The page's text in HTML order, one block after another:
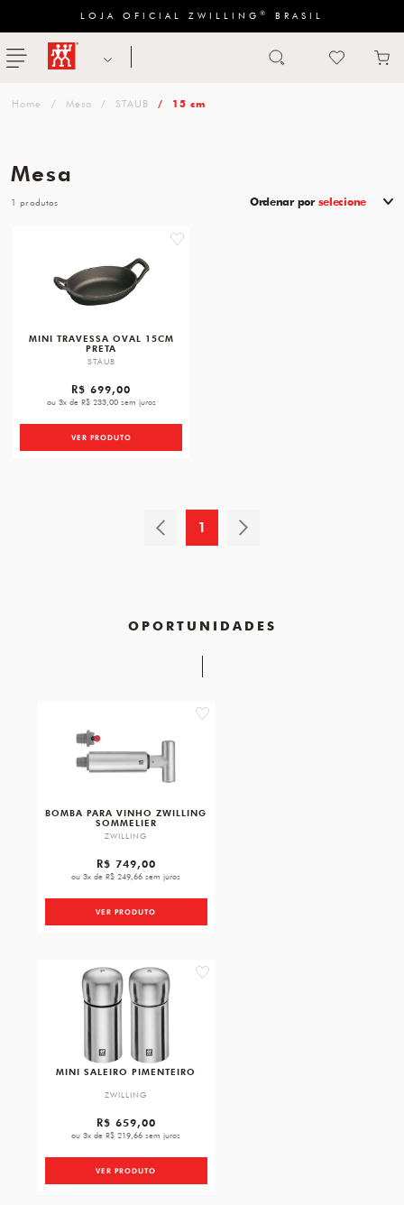
LOJA OFICIAL ZWILLING ® BRASIL
menu ZWILLING
Mesa STAUB 15 cm
Mesa
Ordenar por selecione
1
favorite
MINI TRAVESSA OVAL 15CM
PRETA
STAUB
R$ 699,00
ou 3x de R$ 233,00 sem juros
VER PRODUTO
1
OPORTUNIDADES
favorite
BOMBA PARA VINHO ZWILLING
SOMMELIER
ZWILLING
R$ 749,00
ou 3x de R$ 249,66 sem juros
VER PRODUTO
favorite
MINI SALEIRO PIMENTEIRO
ZWILLING
R$ 659,00
ou 3x de R$ 219,66 sem juros
VER PRODUTO